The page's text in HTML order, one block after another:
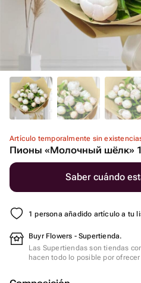
Artículo temporalmente sin
Пионы «Молочный шёлк»
Saber cuándo
1 persona añadido artículo a tu
Buyr Flowers - Supertienda.
Las Supertiendas son tiendas
hacen todo lo posible por